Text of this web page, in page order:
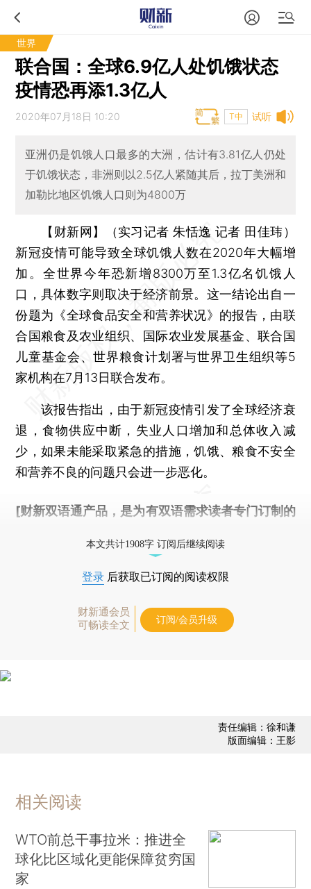
世界
联合国：全球6.9亿人处饥饿状态
疫情恐再添1.3亿人
试听
2020年07月18日 10:20 T中
亚洲仍是饥饿人口最多的大洲，估计有3.81亿人仍处
于饥饿状态，非洲则以2.5亿人紧随其后，拉丁美洲和
加勒比地区饥饿人口则为4800万
【财新网】（实习记者 朱恬逸 记者 田佳玮）
新冠疫情可能导致全球饥饿人数在2020年大幅增
加。全世界今年恐新增8300万至1.3亿名饥饿人
口，具体数字则取决于经济前景。这一结论出自一
份题为《全球食品安全和营养状况》的报告，由联
合国粮食及农业组织、国际农业发展基金、联合国
儿童基金会、世界粮食计划署与世界卫生组织等5
家机构在7月13日联合发布。
该报告指出，由于新冠疫情引发了全球经济衰
退，食物供应中断，失业人口增加和总体收入减
少，如果未能采取紧急的措施，饥饿、粮食不安全
和营养不良的问题只会进一步恶化。
[财新双语通产品，是为有双语需求读者专门订制的
本文共计1908字 订阅后继续阅读
登录 后获取已订阅的阅读权限
财新通会员
可畅读全文
订阅/会员升级
责任编辑：徐和谦
版面编辑：王影
相关阅读
WTO前总干事拉米：推进全
球化比区域化更能保障贫穷国
家